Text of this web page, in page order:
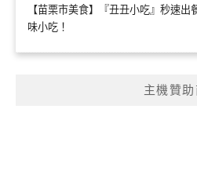
【苗栗市美食】『丑丑小吃』秒速
味小吃！
主機贊助